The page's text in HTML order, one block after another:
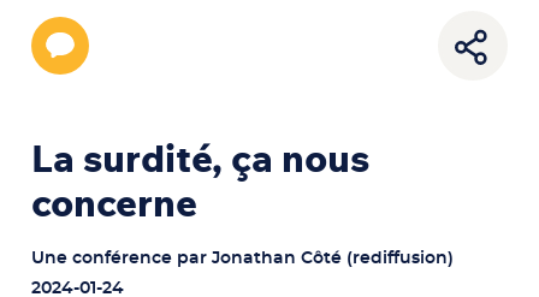
La surdité, ça nous
concerne
Une conférence par Jonathan Côté (rediffusion)
2024-01-24